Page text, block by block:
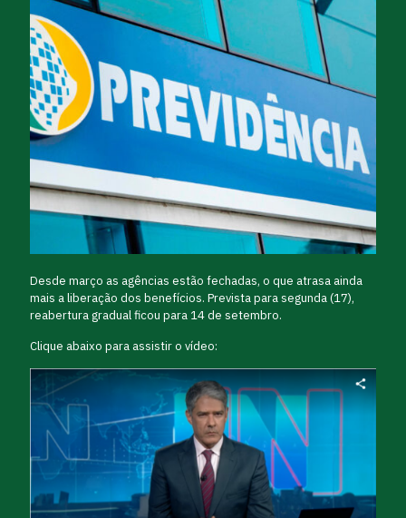
Desde março as agências estão fechadas, o que atrasa ainda
mais a liberação dos benefícios. Prevista para segunda (17),
reabertura gradual ficou para 14 de setembro.
Clique abaixo para assistir o vídeo: